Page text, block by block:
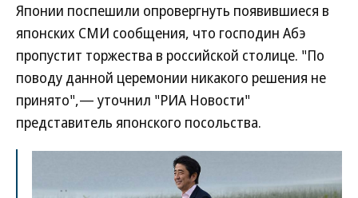
Японии поспешили опровергнуть появившиеся в
японских СМИ сообщения, что господин Абэ
пропустит торжества в российской столице. "По
поводу данной церемонии никакого решения не
принято",— уточнил "РИА Новости"
представитель японского посольства.